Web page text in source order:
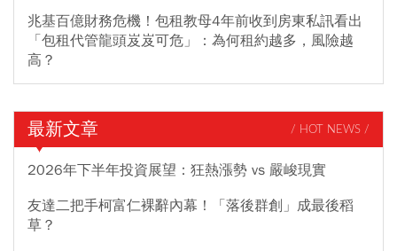
兆基百億財務危機！包租教母4年前收到房東私訊看出
「包租代管龍頭岌岌可危」：為何租約越多，風險越
高？
最新文章 / HOT NEWS /
2026年下半年投資展望：狂熱漲勢 vs 嚴峻現實
友達二把手柯富仁裸辭內幕！「落後群創」成最後稻
草？